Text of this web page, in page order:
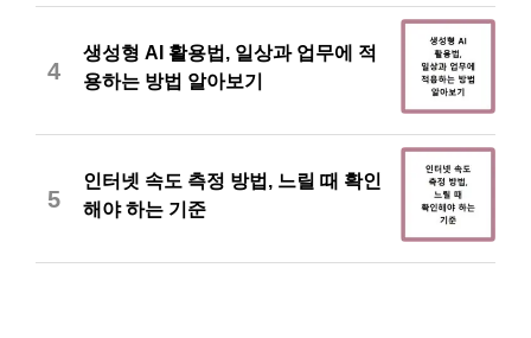
4
생성형 AI 활용법, 일상과 업무에 적
용하는 방법 알아보기
5
인터넷 속도 측정 방법, 느릴 때 확인
해야 하는 기준